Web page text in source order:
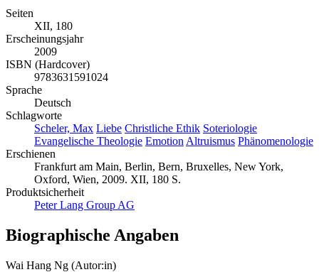
Seiten
XII, 180
Erscheinungsjahr
2009
ISBN (Hardcover)
9783631591024
Sprache
Deutsch
Schlagworte
Scheler, Max Liebe Christliche Ethik Soteriologie
Evangelische Theologie Emotion Altruismus Phänomenologie
Erschienen
Frankfurt am Main, Berlin, Bern, Bruxelles, New York,
Oxford, Wien, 2009. XII, 180 S.
Produktsicherheit
Peter Lang Group AG
Biographische Angaben
Wai Hang Ng (Autor:in)